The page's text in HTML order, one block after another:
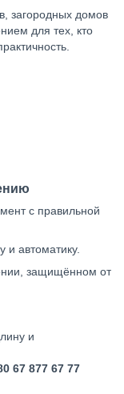
загородных домов
для тех, кто
с правильной
и автоматику.
защищённом от
и
67 877 67 77